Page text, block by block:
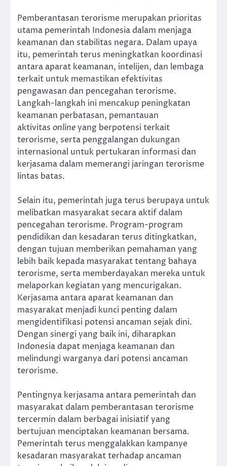
Pemberantasan terorisme merupakan prioritas
utama pemerintah Indonesia dalam menjaga
keamanan dan stabilitas negara. Dalam upaya
itu, pemerintah terus meningkatkan koordinasi
antara aparat keamanan, intelijen, dan lembaga
terkait untuk memastikan efektivitas
pengawasan dan pencegahan terorisme.
Langkah-langkah ini mencakup peningkatan
keamanan perbatasan, pemantauan
aktivitas onlineyang berpotensi terkait
terorisme, serta penggalangan dukungan
internasional untuk pertukaran informasi dan
kerjasama dalam memerangi jaringan terorisme
lintas batas.
Selain itu, pemerintah juga terus berupaya untuk
melibatkan masyarakat secara aktif dalam
pencegahan terorisme. Program-program
pendidikan dan kesadaran terus ditingkatkan,
dengan tujuan memberikan pemahaman yang
lebih baik kepada masyarakat tentang bahaya
terorisme, serta memberdayakan mereka untuk
melaporkan kegiatan yang mencurigakan.
Kerjasama antara aparat keamanan dan
masyarakat menjadi kunci penting dalam
mengidentifikasi potensi ancaman sejak dini.
Dengan sinergi yang baik ini, diharapkan
Indonesia dapat menjaga keamanan dan
melindungi warganya dari potensi ancaman
terorisme.
Pentingnya kerjasama antara pemerintah dan
masyarakat dalam pemberantasan terorisme
tercermin dalam berbagai inisiatif yang
bertujuan menciptakan keamanan bersama.
Pemerintah terus menggalakkan kampanye
kesadaran masyarakat terhadap ancaman